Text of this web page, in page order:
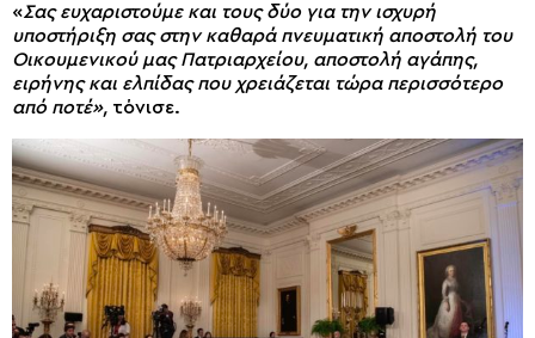
«Σας ευχαριστούμε και τους δύο για την ισχυρή
υποστήριξη σας στην καθαρά πνευματική αποστολή του
Οικουμενικού μας Πατριαρχείου, αποστολή αγάπης,
ειρήνης και ελπίδας που χρειάζεται τώρα περισσότερο
από ποτέ», τόνισε.